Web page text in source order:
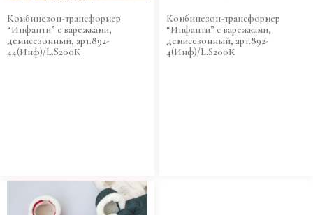
Комбинезон-трансформер
“Инфанти” с варежками,
демисезонный, арт.892-
44(Инф)/L.S200К
Комбинезон-трансформер
“Инфанти” с варежками,
демисезонный, арт.892-
4(Инф)/L.S200К